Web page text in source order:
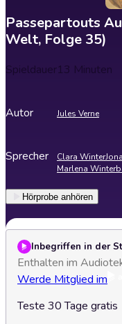
Passepartouts
Welt, Folge 35)
Spieldauer13 Minuten
Autor Jules Verne
Sprecher Clara Winter
Marlena
Hörprobe anhören
Inbegriffen in der
Enthalten im
Werde Mitglied im
Teste 30 Tage gratis